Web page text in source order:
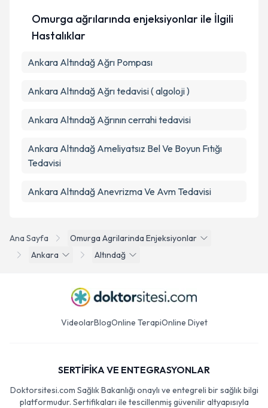
Ana Sayfa
Omurga Agrilarinda Enjeksiyonlar
Ankara
Altındağ
Omurga ağrılarında enjeksiyonlar ile İlgili
Hastalıklar
Ankara Altındağ Ağrı Pompası
Ankara Altındağ Ağrı tedavisi ( algoloji )
Ankara Altındağ Ağrının cerrahi tedavisi
Ankara Altındağ Ameliyatsız Bel Ve Boyun Fıtığı
Tedavisi
Ankara Altındağ Anevrizma Ve Avm Tedavisi
VideolarBlogOnline TerapiOnline Diyet
SERTİFİKA VE ENTEGRASYONLAR
Doktorsitesi.com Sağlık Bakanlığı onaylı ve entegreli bir sağlık bilgi
platformudur. Sertifikaları ile tescillenmiş güvenilir altyapısıyla